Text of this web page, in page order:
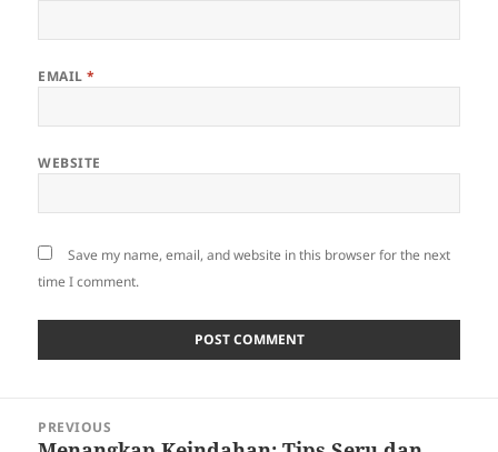
EMAIL*
WEBSITE
Save my name, email, and website in this browser for the next
time I comment.
navigation
PREVIOUS